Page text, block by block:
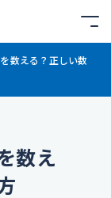
数える？正しい数
数え